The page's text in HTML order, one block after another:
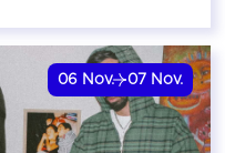
06 Nov. 07 Nov.